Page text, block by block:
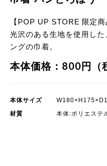
【POP UP STORE 限定商
光沢のある生地を使用し
ングの巾着。
本体価格：800円（
本体サイズ
材質
本体:ポリエステ